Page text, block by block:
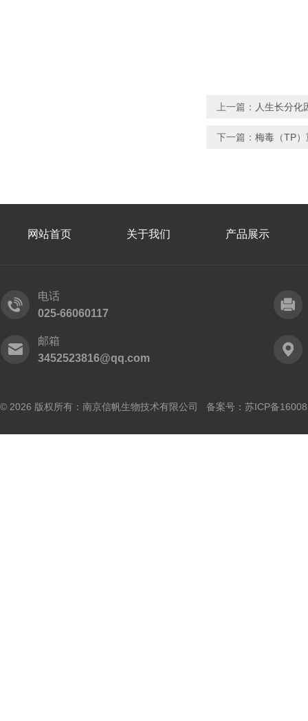
上一篇： 人生长分化
下一篇： 梅毒（TP
网站首页 关于我们 产品展示
电话
025-66060117
邮箱
3452523816@qq.com
© 2026 版权所有：南京信帆生物技术有限公司 备案号： 苏ICP备